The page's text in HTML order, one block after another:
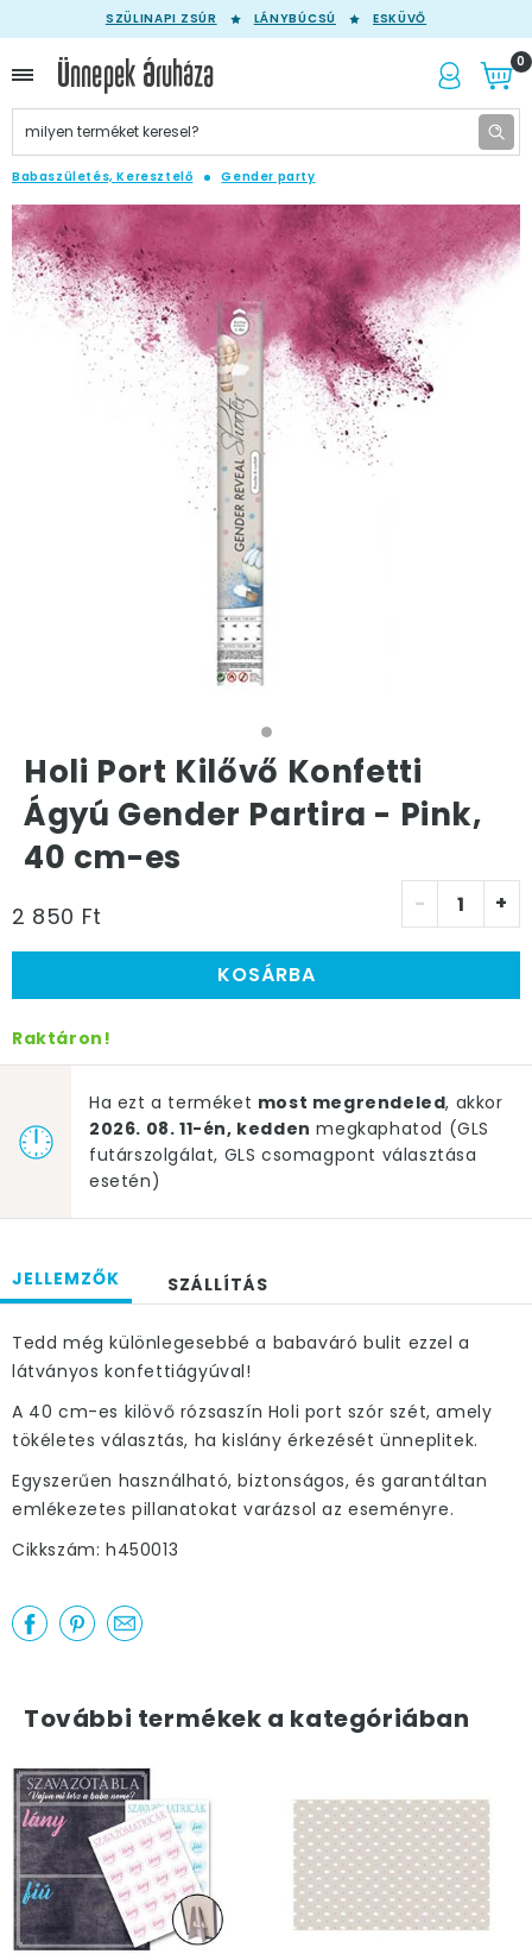
SZÜLINAPI ZSÚR LÁNYBÚCSÚ ESKÜVŐ
0
Babaszületés, Keresztelő Gender party
Holi Port Kilővő Konfetti
Ágyú Gender Partira - Pink,
40 cm-es
2 850 Ft - +
KOSÁRBA
Raktáron!
Ha ezt a terméket most megrendeled, akkor
2026. 08. 11-én, kedden megkaphatod (GLS
futárszolgálat, GLS csomagpont választása
esetén)
JELLEMZŐK SZÁLLÍTÁS
Tedd még különlegesebbé a babaváró bulit ezzel a
látványos konfettiágyúval!
A 40 cm-es kilövő rózsaszín Holi port szór szét, amely
tökéletes választás, ha kislány érkezését ünneplitek.
Egyszerűen használható, biztonságos, és garantáltan
emlékezetes pillanatokat varázsol az eseményre.
Cikkszám: h450013
További termékek a kategóriában